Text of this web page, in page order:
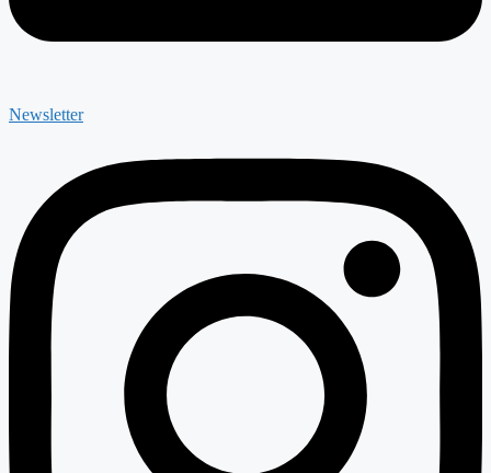
Newsletter